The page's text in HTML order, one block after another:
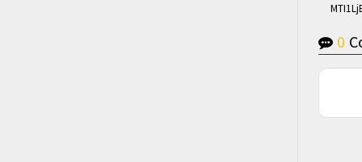
0